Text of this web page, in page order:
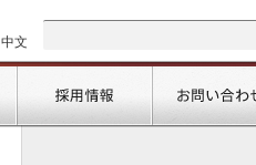
中文
会社情報 採用情報